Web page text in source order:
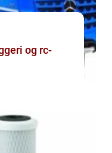
og rc-